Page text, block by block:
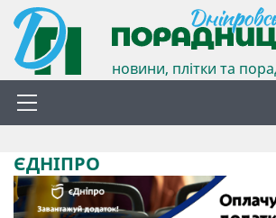
новини, плітки та
ЄДНІПРО